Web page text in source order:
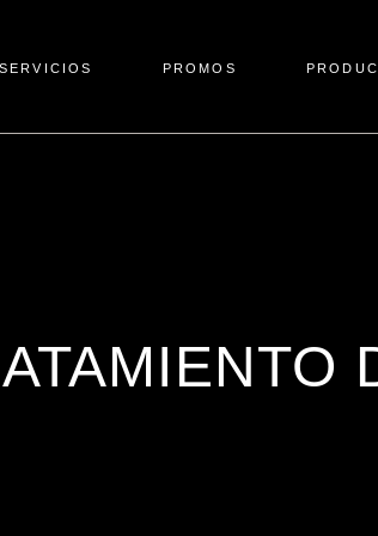
SERVICIOS PROMOS